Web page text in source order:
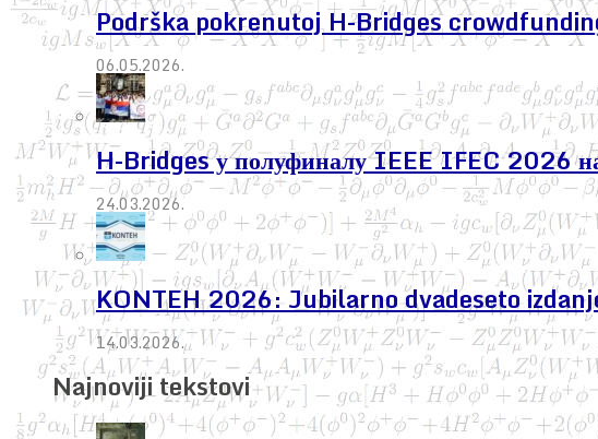
Podrška pokrenutoj H-Bridges
06.05.2026.
H-Bridges у полуфиналу IEEE IFEC 2026
24.03.2026.
KONTEH 2026: Jubilarno dvadeseto
14.03.2026.
Najnoviji tekstovi